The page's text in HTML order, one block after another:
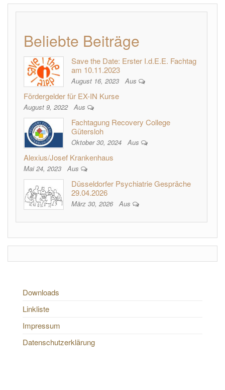
Beliebte Beiträge
Save the Date: Erster I.d.E.E. Fachtag
am 10.11.2023
August 16, 2023 Aus
Fördergelder für EX-IN Kurse
August 9, 2022 Aus
Fachtagung Recovery College
Gütersloh
Oktober 30, 2024 Aus
Alexius/Josef Krankenhaus
Mai 24, 2023 Aus
Düsseldorfer Psychiatrie Gespräche
29.04.2026
März 30, 2026 Aus
Downloads
Linkliste
Impressum
Datenschutzerklärung